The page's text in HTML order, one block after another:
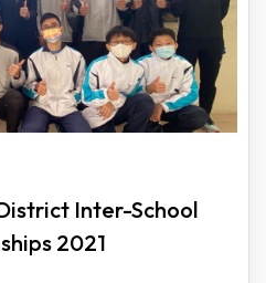
Inter-School
2021